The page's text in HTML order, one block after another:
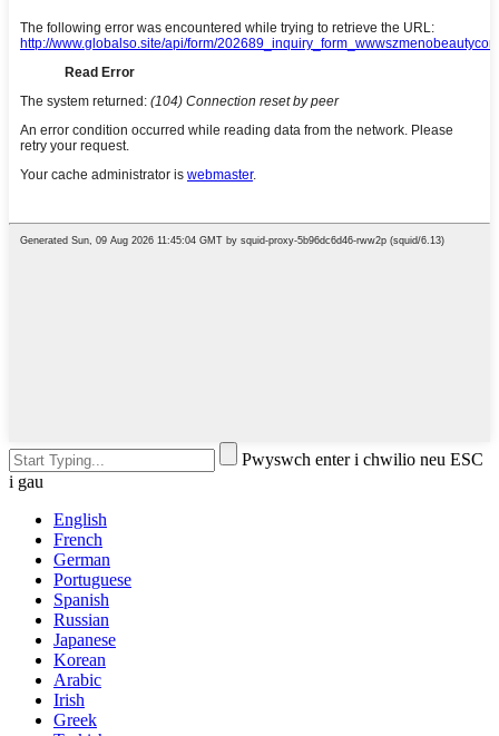
Pwyswch enter i chwilio neu ESC
i gau
English
French
German
Portuguese
Spanish
Russian
Japanese
Korean
Arabic
Irish
Greek